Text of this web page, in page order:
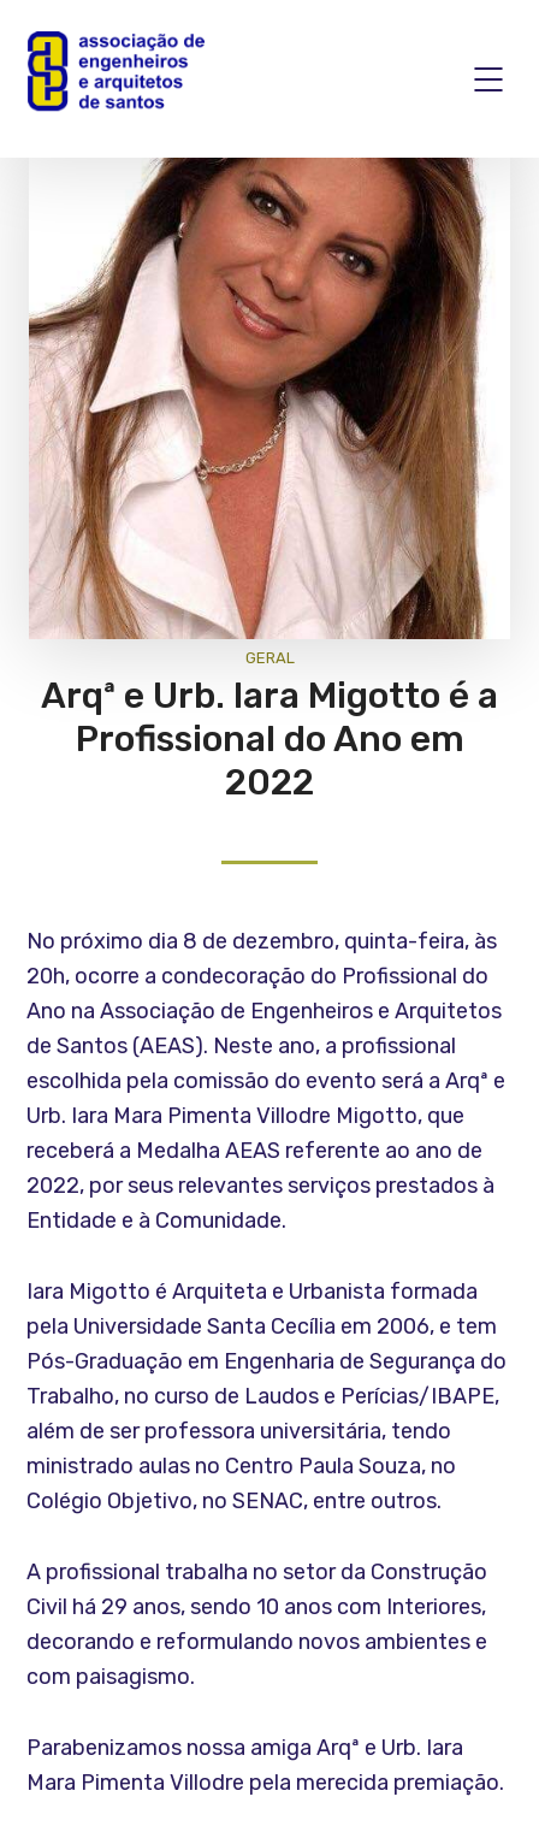
GERAL
Arqª e Urb. Iara Migotto é a
Profissional do Ano em
2022
No próximo dia 8 de dezembro, quinta-feira, às
20h, ocorre a condecoração do Profissional do
Ano na Associação de Engenheiros e Arquitetos
de Santos (AEAS). Neste ano, a profissional
escolhida pela comissão do evento será a Arqª e
Urb. Iara Mara Pimenta Villodre Migotto, que
receberá a Medalha AEAS referente ao ano de
2022, por seus relevantes serviços prestados à
Entidade e à Comunidade.
Iara Migotto é Arquiteta e Urbanista formada
pela Universidade Santa Cecília em 2006, e tem
Pós-Graduação em Engenharia de Segurança do
Trabalho, no curso de Laudos e Perícias/IBAPE,
além de ser professora universitária, tendo
ministrado aulas no Centro Paula Souza, no
Colégio Objetivo, no SENAC, entre outros.
A profissional trabalha no setor da Construção
Civil há 29 anos, sendo 10 anos com Interiores,
decorando e reformulando novos ambientes e
com paisagismo.
Parabenizamos nossa amiga Arqª e Urb. Iara
Mara Pimenta Villodre pela merecida premiação.